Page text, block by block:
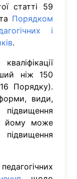
статті 59
Порядком
і
.
ніж 150
Порядку).
види,
йому може